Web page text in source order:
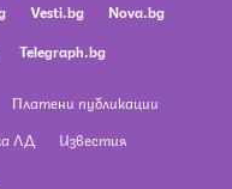
Vesti.bg
Nova.bg
Telegraph.bg
Платени публикации
ЛД Известия